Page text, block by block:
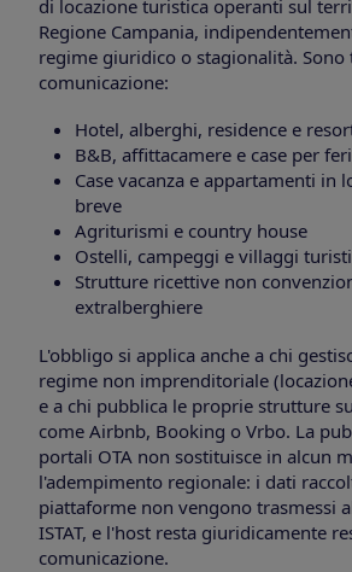
di locazione turistica operanti sul
Regione Campania,
regime giuridico o stagionalità. Sono
comunicazione:
Hotel, alberghi, residence e
B&B, affittacamere e case per
Case vacanza e appartamenti in
breve
Agriturismi e country house
Ostelli, campeggi e villaggi
Strutture ricettive non
extralberghiere
L'obbligo si applica anche a chi
regime non imprenditoriale
e a chi pubblica le proprie strutture
come Airbnb, Booking o Vrbo. La
portali OTA non sostituisce in alcun
l'adempimento regionale: i dati
piattaforme non vengono trasmessi
ISTAT, e l'host resta giuridicamente
comunicazione.